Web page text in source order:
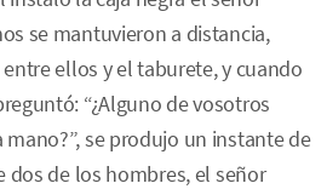
se mantuvieron a distancia,
ellos y el taburete, y cuando
“¿Alguno de vosotros
se produjo un instante de
dos de los hombres, el señor